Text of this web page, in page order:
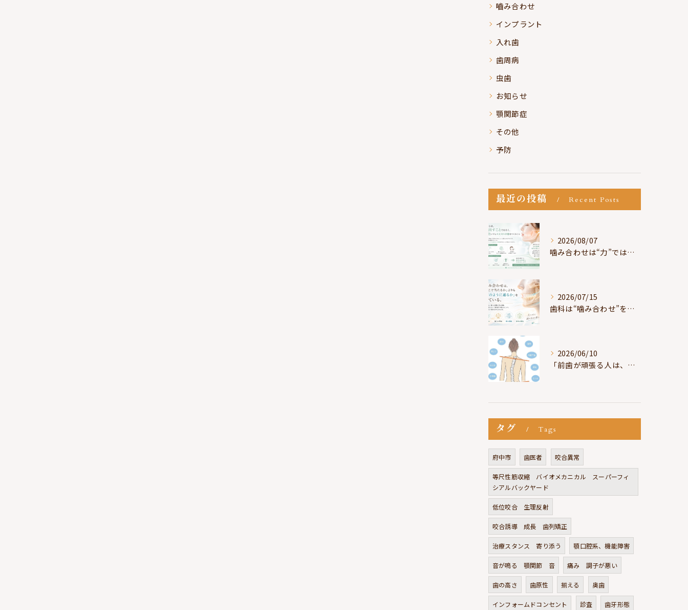
嚙み合わせ
インプラント
入れ歯
歯周病
虫歯
お知らせ
顎関節症
その他
予防
最近の投稿 Recent Posts
2026/08/07
噛み合わせは“力”ではなく“許可”である
2026/07/15
歯科は“噛み合わせ”を見ているが、身体は“通り道”を見ている
2026/06/10
「前歯が頑張る人は、だいたい疲れている」
タグ Tags
府中市 歯医者 咬合異常
等尺性筋収縮 バイオメカニカル スーパーフィ
シアルバックヤード
低位咬合 生理反射
咬合誘導 成長 歯列矯正
治療スタンス 寄り添う 顎口腔系、機能障害
音が鳴る 顎関節 音 痛み 調子が悪い
歯の高さ 歯原性 揃える 奥歯
インフォームドコンセント 診査 歯牙形態